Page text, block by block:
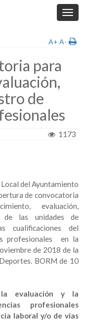
A+ A-
para
de
1173
del Ayuntamiento
de convocatoria
evaluación,
de las unidades de
cualificaciones del
profesionales en la
de 2018 de la
BORM de 10
la evaluación y la
profesionales
laboral y/o de vías